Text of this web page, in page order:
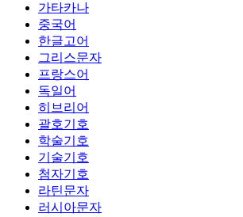
가타카나
중국어
한글고어
그리스문자
프랑스어
독일어
히브리어
괄호기호
학술기호
기술기호
첨자기호
라틴문자
러시아문자